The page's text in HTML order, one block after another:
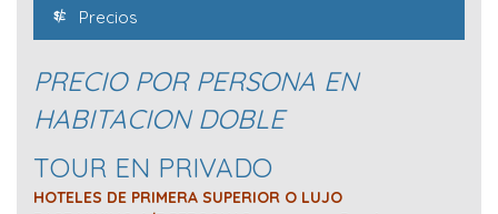
Precios
PRECIO POR PERSONA EN
HABITACION DOBLE
TOUR EN PRIVADO
HOTELES DE PRIMERA SUPERIOR O LUJO